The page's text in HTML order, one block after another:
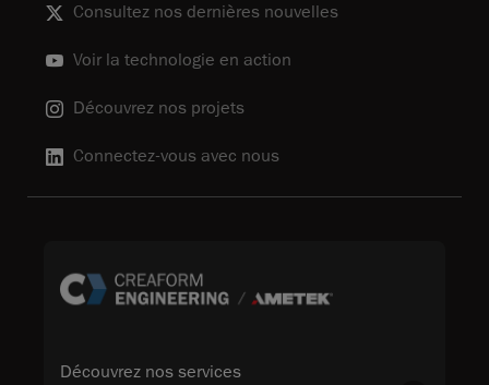
Consultez nos dernières nouvelles
Voir la technologie en action
Découvrez nos projets
Connectez-vous avec nous
Découvrez nos services